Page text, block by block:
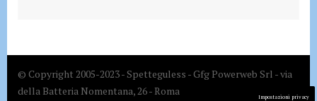
© Copyright 2005-2023 - Spetteguless - Gfg Powerweb Srl - via
della Batteria Nomentana, 26 - Roma
Impostazioni privacy